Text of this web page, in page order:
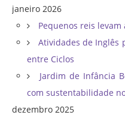
janeiro 2026
Pequenos reis
Atividades de Inglês
entre Ciclos
Jardim de Infância
com sustentabilidade
dezembro 2025